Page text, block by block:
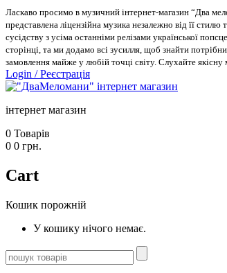
Ласкаво просимо в музичний інтернет-магазин “Два
представлена ліцензійна музика незалежно від її
сусідству з усіма останніми релізами української
сторінці, та ми додамо всі зусилля, щоб знайти
замовлення майже у любій точці світу. Слухайте якісну
Login /Реєстрація
інтернет магазин
0 Товарів
0 0 грн.
Cart
Кошик порожній
У кошику нічого немає.